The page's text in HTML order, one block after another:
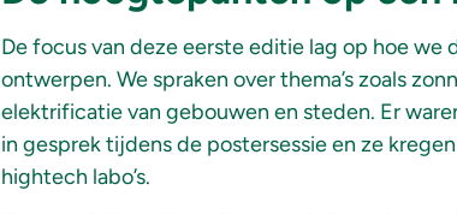
De focus van deze eerste editie lag op hoe we
ontwerpen. We spraken over thema’s zoals
elektrificatie van gebouwen en steden. Er
in gesprek tijdens de postersessie en ze
hightech labo’s.